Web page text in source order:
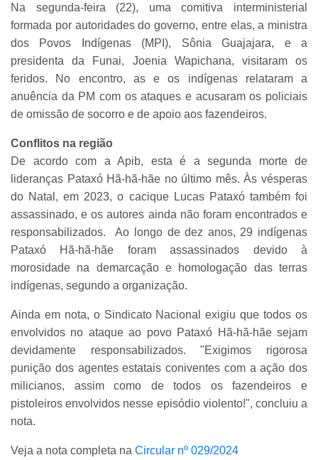
Na segunda-feira (22), uma comitiva interministerial
formada por autoridades do governo, entre elas, a ministra
dos Povos Indígenas (MPI), Sônia Guajajara, e a
presidenta da Funai, Joenia Wapichana, visitaram os
feridos. No encontro, as e os indígenas relataram a
anuência da PM com os ataques e acusaram os policiais
de omissão de socorro e de apoio aos fazendeiros.
Conflitos na região
De acordo com a Apib, esta é a segunda morte de
lideranças Pataxó Hã-hã-hãe no último mês. Às vésperas
do Natal, em 2023, o cacique Lucas Pataxó também foi
assassinado, e os autores ainda não foram encontrados e
responsabilizados. Ao longo de dez anos, 29 indígenas
Pataxó Hã-hã-hãe foram assassinados devido à
morosidade na demarcação e homologação das terras
indígenas, segundo a organização.
Ainda em nota, o Sindicato Nacional exigiu que todos os
envolvidos no ataque ao povo Pataxó Hã-hã-hãe sejam
devidamente responsabilizados. "Exigimos rigorosa
punição dos agentes estatais coniventes com a ação dos
milicianos, assim como de todos os fazendeiros e
pistoleiros envolvidos nesse episódio violento!", concluiu a
nota.
Veja a nota completa na Circular nº 029/2024